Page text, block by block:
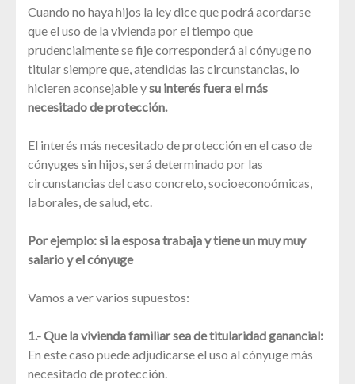
Cuando no haya hijos la ley dice que podrá acordarse
que el uso de la vivienda por el tiempo que
prudencialmente se fije corresponderá al cónyuge no
titular siempre que, atendidas las circunstancias, lo
hicieren aconsejable ysu interés fuera el más
necesitado de protección.
El interés más necesitado de protección en el caso de
cónyuges sin hijos, será determinado por las
circunstancias del caso concreto, socioeconoómicas,
laborales, de salud, etc.
Por ejemplo: si la esposa trabaja y tiene un muy muy
salario y el cónyuge
Vamos a ver varios supuestos:
1.- Que la vivienda familiar sea de titularidad ganancial:
En este caso puede adjudicarse el uso al cónyuge más
necesitado de protección.